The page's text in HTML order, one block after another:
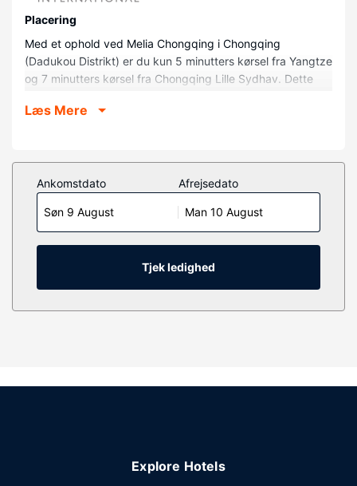
Placering
Med et ophold ved Melia Chongqing i Chongqing
(Dadukou Distrikt) er du kun 5 minutters kørsel fra Yangtze
og 7 minutters kørsel fra Chongqing Lille Sydhav. Dette
Gågade og 37,3 km fra Hongyadong.
Føl dig hjemme i et af de 230 aircondition-afkølede
værelser, der indeholder gratis produkter i minibaren og
LCD-tv. Værelserne har privat balkon. Med gratis Wi-Fi kan
du altid komme på nettet, og satellitkanaler sørger for
underholdningen. Værelset har et privat badeværelse med
gratis toiletartikler og hårtørrer.
spabehandling. Du vil helt sikkert værdsætte de rekreative
picnicområde.
begrænset antal timer). Tag forbi baren/loungen, hvor du
Læs Mere
Ankomstdato
Søn 9 August
Afrejsedato
Man 10 August
Tjek ledighed
Explore Hotels